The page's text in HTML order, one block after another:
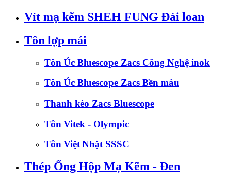
Vít mạ kẽm SHEH FUNG Đài loan
Tôn lợp mái
Tôn Úc Bluescope Zacs Công Nghệ inok
Tôn Úc Bluescope Zacs Bền màu
Thanh kèo Zacs Bluescope
Tôn Vitek - Olympic
Tôn Việt Nhật SSSC
Thép Ống Hộp Mạ Kẽm - Đen